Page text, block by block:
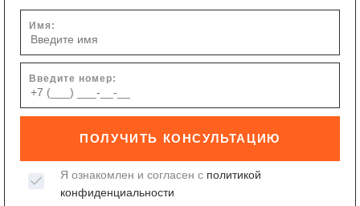
Имя:
Введите номер:
ПОЛУЧИТЬ КОНСУЛЬТАЦИЮ
Я ознакомлен и согласен с политикой
конфиденциальности